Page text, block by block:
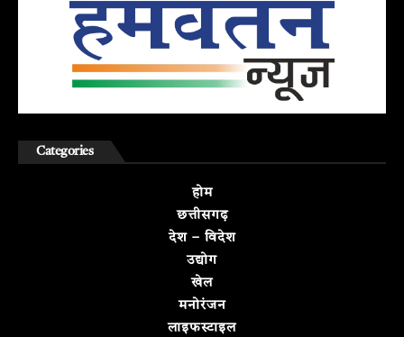
Categories
होम
छत्तीसगढ़
देश – विदेश
उद्योग
खेल
मनोरंजन
लाइफस्टाइल